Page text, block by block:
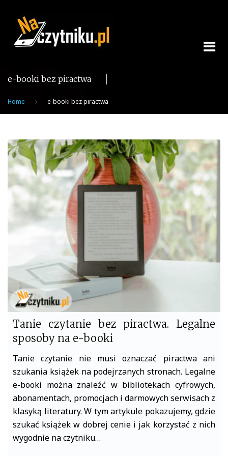
content
e-booki bez piractwa
Home e-booki bez piractwa
Tag:
e-
booki
bez
piractwa
Tanie czytanie bez piractwa. Legalne
sposoby na e-booki
Tanie czytanie nie musi oznaczać piractwa ani
szukania książek na podejrzanych stronach. Legalne
e-booki można znaleźć w bibliotekach cyfrowych,
abonamentach, promocjach i darmowych serwisach z
klasyką literatury. W tym artykule pokazujemy, gdzie
szukać książek w dobrej cenie i jak korzystać z nich
wygodnie na czytniku…